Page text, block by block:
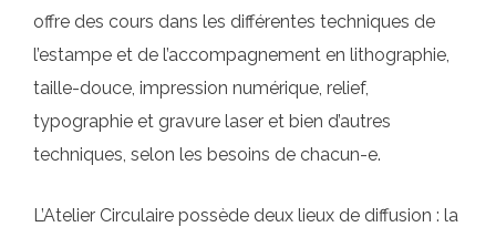
offre des cours dans les différentes techniques de
l’estampe et de l’accompagnement en lithographie,
taille-douce, impression numérique, relief,
typographie et gravure laser et bien d’autres
techniques, selon les besoins de chacun-e.
L’Atelier Circulaire possède deux lieux de diffusion : la